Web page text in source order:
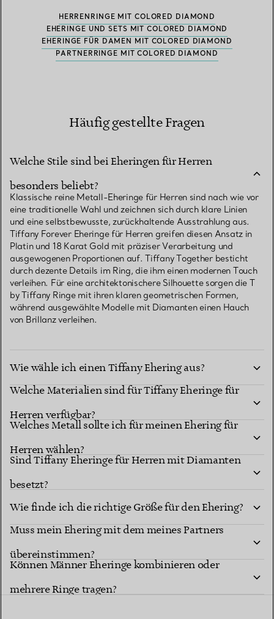
HERRENRINGE MIT COLORED DIAMOND
EHERINGE UND SETS MIT COLORED DIAMOND
EHERINGE FÜR DAMEN MIT COLORED DIAMOND
PARTNERRINGE MIT COLORED DIAMOND
Häufig gestellte Fragen
Welche Stile sind bei Eheringen für Herren
besonders beliebt?
Klassische reine Metall-Eheringe für Herren sind nach wie vor
eine traditionelle Wahl und zeichnen sich durch klare Linien
und eine selbstbewusste, zurückhaltende Ausstrahlung aus.
Tiffany Forever Eheringe für Herren greifen diesen Ansatz in
Platin und 18 Karat Gold mit präziser Verarbeitung und
ausgewogenen Proportionen auf. Tiffany Together besticht
durch dezente Details im Ring, die ihm einen modernen Touch
verleihen. Für eine architektonischere Silhouette sorgen die T
by Tiffany Ringe mit ihren klaren geometrischen Formen,
während ausgewählte Modelle mit Diamanten einen Hauch
von Brillanz verleihen.
Wie wähle ich einen Tiffany Ehering aus?
Welche Materialien sind für Tiffany Eheringe für
Herren verfügbar?
Welches Metall sollte ich für meinen Ehering für
Herren wählen?
Sind Tiffany Eheringe für Herren mit Diamanten
besetzt?
Wie finde ich die richtige Größe für den Ehering?
Muss mein Ehering mit dem meines Partners
übereinstimmen?
Können Männer Eheringe kombinieren oder
mehrere Ringe tragen?